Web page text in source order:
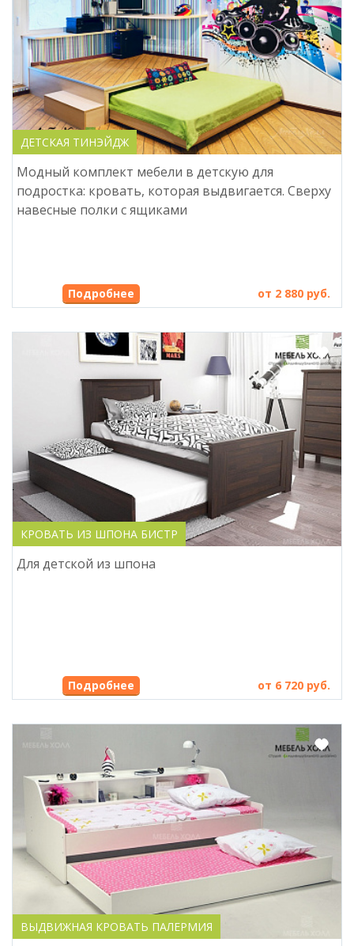
ДЕТСКАЯ ТИНЭЙДЖ
Модный комплект мебели в детскую для
подростка: кровать, которая выдвигается. Сверху
навесные полки с ящиками
Подробнее от 2 880 руб.
КРОВАТЬ ИЗ ШПОНА БИСТР
Для детской из шпона
Подробнее от 6 720 руб.
ВЫДВИЖНАЯ КРОВАТЬ ПАЛЕРМИЯ